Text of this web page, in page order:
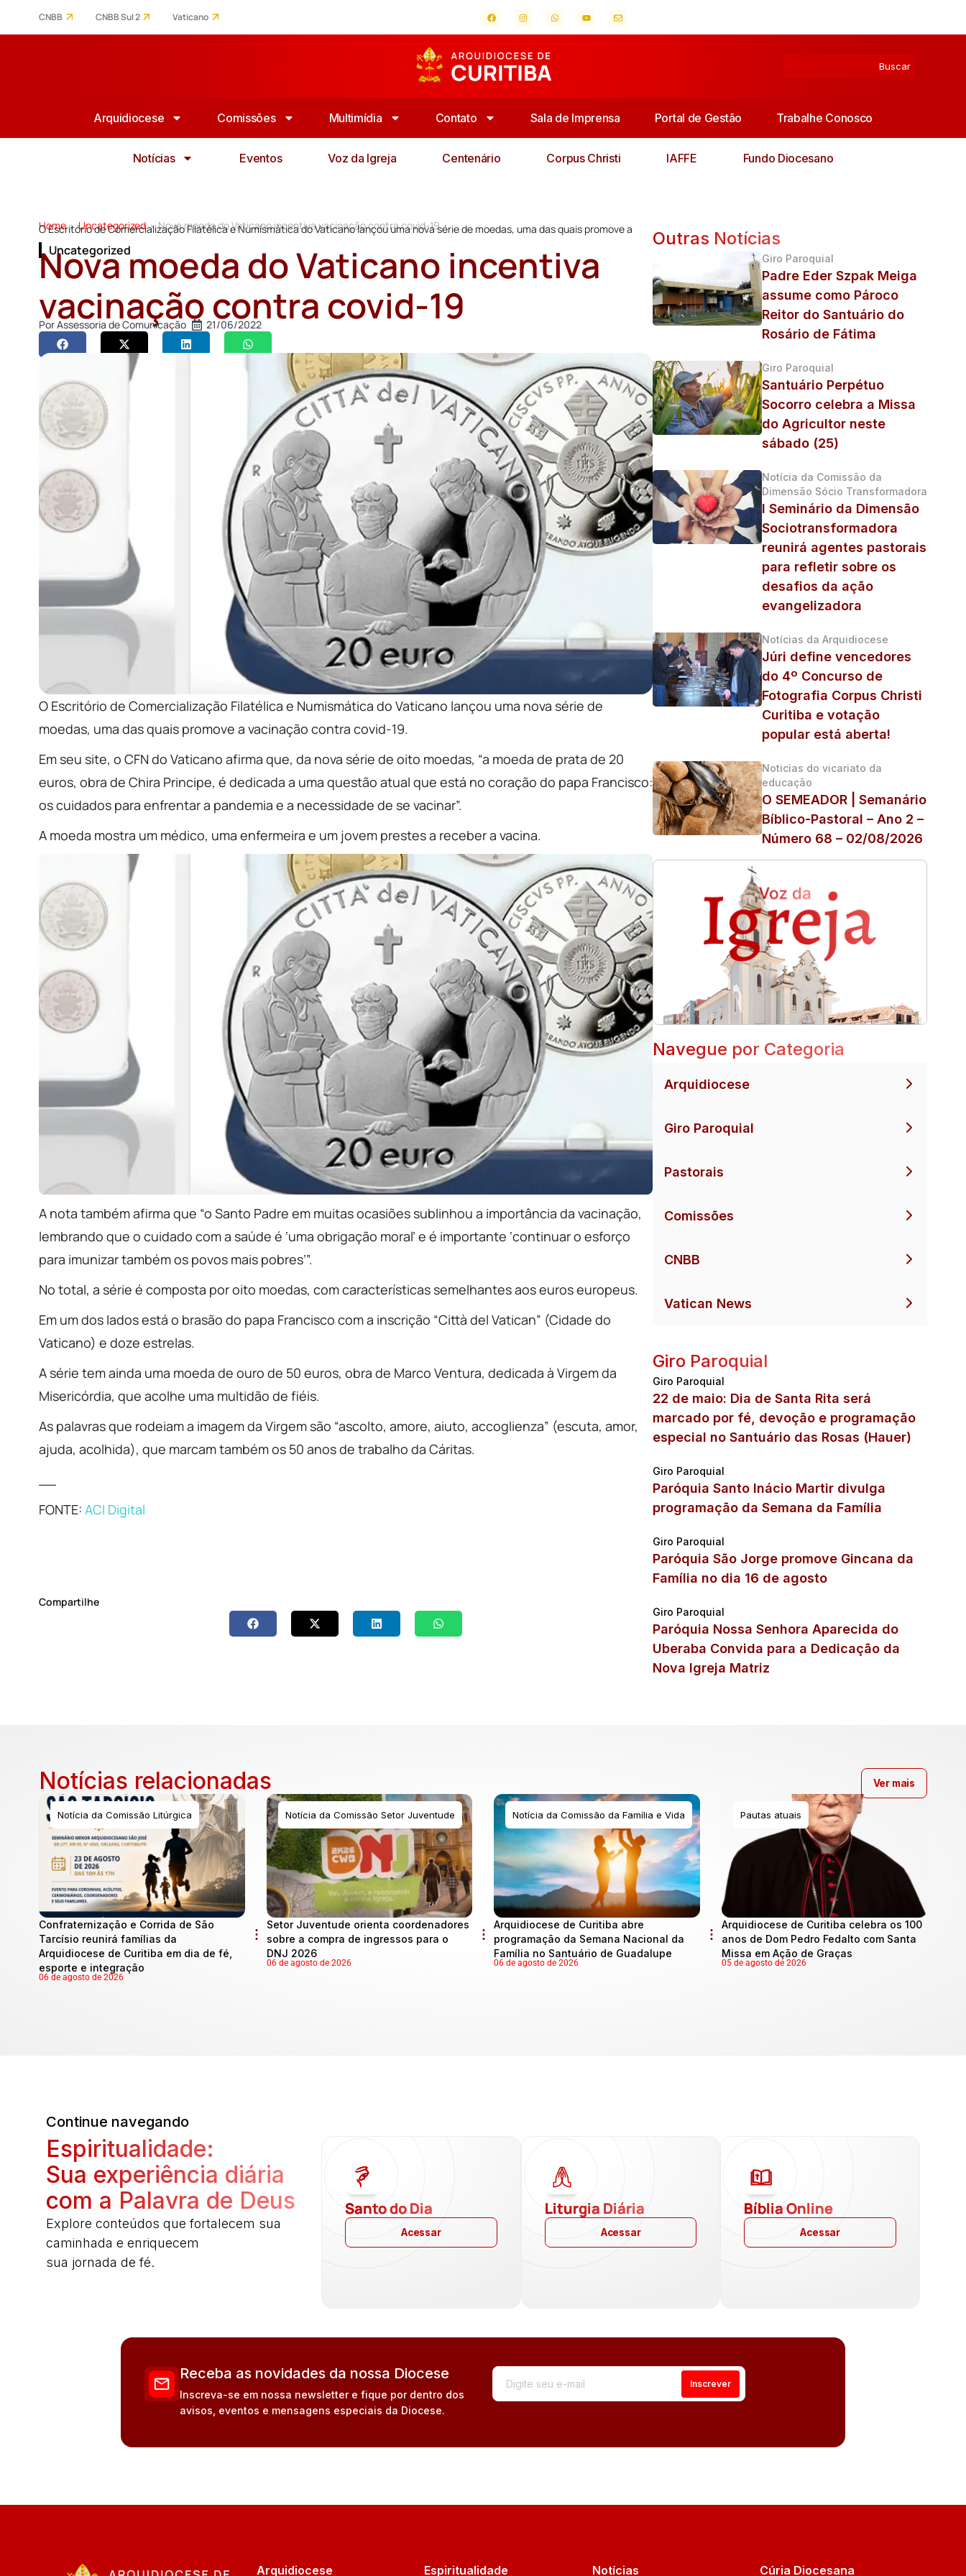
CNBB CNBB Sul 2 Vaticano
Arquidiocese Comissões Multimídia Contato Sala de Imprensa Portal de Gestão Trabalhe Conosco
Notícias Eventos Voz da Igreja Centenário Corpus Christi IAFFE Fundo Diocesano
Home > Uncategorized > Nova moeda do Vaticano incentiva vacinação contra covid-19
O Escritório de Comercialização Filatélica e Numismática do Vaticano lançou uma nova série de moedas, uma das quais promove a
Uncategorized
Nova moeda do Vaticano incentiva
vacinação contra covid-19
PorAssessoria de Comunicação 21/06/2022
O Escritório de Comercialização Filatélica e Numismática do Vaticano lançou uma nova série de
moedas, uma das quais promove a vacinação contra covid-19.
Em seu site, o CFN do Vaticano afirma que, da nova série de oito moedas, “a moeda de prata de 20
euros, obra de Chira Principe, é dedicada a uma questão atual que está no coração do papa Francisco:
os cuidados para enfrentar a pandemia e a necessidade de se vacinar”.
A moeda mostra um médico, uma enfermeira e um jovem prestes a receber a vacina.
A nota também afirma que “o Santo Padre em muitas ocasiões sublinhou a importância da vacinação,
lembrando que o cuidado com a saúde é ‘uma obrigação moral’ e é importante ‘continuar o esforço
para imunizar também os povos mais pobres’”.
No total, a série é composta por oito moedas, com características semelhantes aos euros europeus.
Em um dos lados está o brasão do papa Francisco com a inscrição “Città del Vatican” (Cidade do
Vaticano) e doze estrelas.
A série tem ainda uma moeda de ouro de 50 euros, obra de Marco Ventura, dedicada à Virgem da
Misericórdia, que acolhe uma multidão de fiéis.
As palavras que rodeiam a imagem da Virgem são “ascolto, amore, aiuto, accoglienza” (escuta, amor,
ajuda, acolhida), que marcam também os 50 anos de trabalho da Cáritas.
FONTE: ACI Digital
Compartilhe
Outras Notícias
Giro Paroquial
Padre Eder Szpak Meiga
assume como Pároco
Reitor do Santuário do
Rosário de Fátima
Giro Paroquial
Santuário Perpétuo
Socorro celebra a Missa
do Agricultor neste
sábado (25)
Notícia da Comissão da
Dimensão Sócio Transformadora
I Seminário da Dimensão
Sociotransformadora
reunirá agentes pastorais
para refletir sobre os
desafios da ação
evangelizadora
Notícias da Arquidiocese
Júri define vencedores
do 4º Concurso de
Fotografia Corpus Christi
Curitiba e votação
popular está aberta!
Noticias do vicariato da
educação
O SEMEADOR | Semanário
Bíblico-Pastoral – Ano 2 –
Número 68 – 02/08/2026
Navegue por Categoria
Arquidiocese
Giro Paroquial
Pastorais
Comissões
CNBB
Vatican News
Giro Paroquial
Giro Paroquial
22 de maio: Dia de Santa Rita será
marcado por fé, devoção e programação
especial no Santuário das Rosas (Hauer)
Giro Paroquial
Paróquia Santo Inácio Martir divulga
programação da Semana da Família
Giro Paroquial
Paróquia São Jorge promove Gincana da
Família no dia 16 de agosto
Giro Paroquial
Paróquia Nossa Senhora Aparecida do
Uberaba Convida para a Dedicação da
Nova Igreja Matriz
Notícias relacionadas
Notícia da Comissão Litúrgica
Confraternização e Corrida de São
Tarcísio reunirá famílias da
Arquidiocese de Curitiba em dia de fé,
esporte e integração
06 de agosto de 2026
Notícia da Comissão Setor Juventude
Setor Juventude orienta coordenadores
sobre a compra de ingressos para o
DNJ 2026
06 de agosto de 2026
Notícia da Comissão da Família e Vida
Arquidiocese de Curitiba abre
programação da Semana Nacional da
Família no Santuário de Guadalupe
06 de agosto de 2026
Pautas atuais
Arquidiocese de Curitiba celebra os 100
anos de Dom Pedro Fedalto com Santa
Missa em Ação de Graças
05 de agosto de 2026
Ver mais
Continue navegando
Espiritualidade:
Sua experiência diária
com a Palavra de Deus
Explore conteúdos que fortalecem sua
caminhada e enriquecem
sua jornada de fé.
Santo do Dia
Acessar
Liturgia Diária
Acessar
Bíblia Online
Acessar
Receba as novidades da nossa Diocese
Inscreva-se em nossa newsletter e fique por dentro dos
avisos, eventos e mensagens especiais da Diocese.
Arquidiocese Espiritualidade Notícias Cúria Diocesana